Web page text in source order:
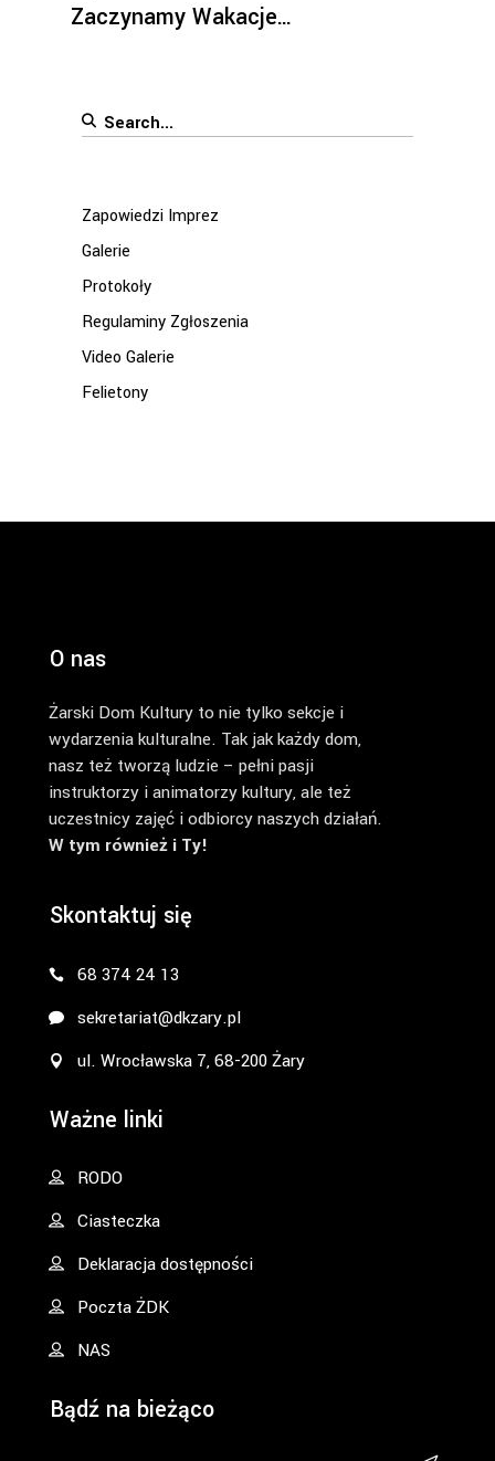
Zaczynamy Wakacje…
Search
Zapowiedzi Imprez
Galerie
Protokoły
Regulaminy Zgłoszenia
Video Galerie
Felietony
O nas
Żarski Dom Kultury to nie tylko sekcje i
wydarzenia kulturalne. Tak jak każdy dom,
nasz też tworzą ludzie – pełni pasji
instruktorzy i animatorzy kultury, ale też
uczestnicy zajęć i odbiorcy naszych działań.
W tym również i Ty!
Skontaktuj się
68 374 24 13
sekretariat@dkzary.pl
ul. Wrocławska 7, 68-200 Żary
Ważne linki
RODO
Ciasteczka
Deklaracja dostępności
Poczta ŻDK
NAS
Bądź na bieżąco